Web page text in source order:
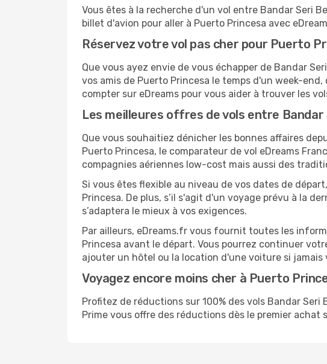
Vous êtes à la recherche d'un vol entre Bandar Seri
billet d'avion pour aller à Puerto Princesa avec
Réservez votre vol pas cher pour Puerto
Que vous ayez envie de vous échapper de Bandar
vos amis de Puerto Princesa le temps d'un week-
compter sur eDreams pour vous aider à trouver les
Les meilleures offres de vols entre
Que vous souhaitiez dénicher les bonnes affaires
Puerto Princesa, le comparateur de vol eDreams
compagnies aériennes low-cost mais aussi des
Si vous êtes flexible au niveau de vos dates de
Princesa. De plus, s’il s'agit d'un voyage prévu à la
s’adaptera le mieux à vos exigences.
Par ailleurs, eDreams.fr vous fournit toutes les
Princesa avant le départ. Vous pourrez continuer
ajouter un hôtel ou la location d'une voiture si jamais
Voyagez encore moins cher à Puerto
Profitez de réductions sur 100% des vols Bandar
Prime vous offre des réductions dès le premier